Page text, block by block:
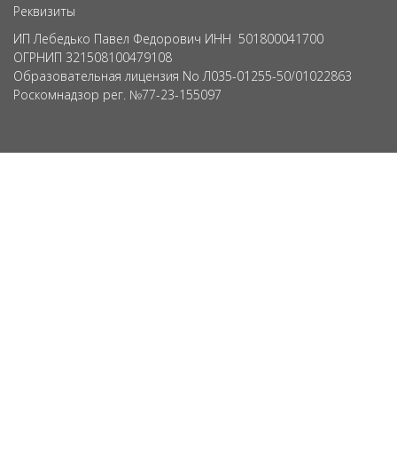
Реквизиты
ИП Лебедько Павел Федорович ИНН 501800041700
ОГРНИП 321508100479108
Образовательная лицензия No Л035-01255-50/01022863
Роскомнадзор рег. №77-23-155097